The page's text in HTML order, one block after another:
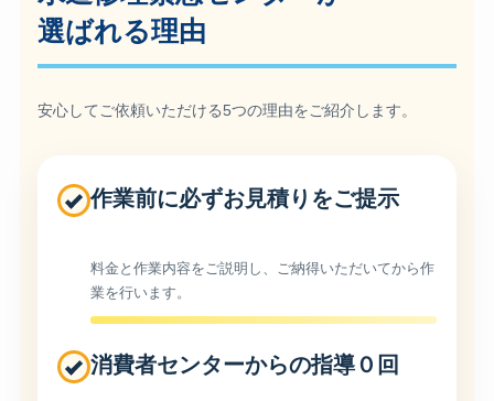
選ばれる理由
安心してご依頼いただける5つの理由をご紹介します。
作業前に必ずお見積りをご提示
料金と作業内容をご説明し、ご納得いただいてから作
業を行います。
消費者センターからの指導０回